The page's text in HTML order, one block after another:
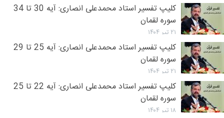
کلیپ تفسیر استاد محمدعلی انصاری: آیه 30 تا 34
سوره لقمان
۲۱ تیر ۱۴۰۴
کلیپ تفسیر استاد محمدعلی انصاری: آیه 25 تا 29
سوره لقمان
۲۱ تیر ۱۴۰۴
کلیپ تفسیر استاد محمدعلی انصاری: آیه 22 تا 25
سوره لقمان
۱۸ تیر ۱۴۰۴